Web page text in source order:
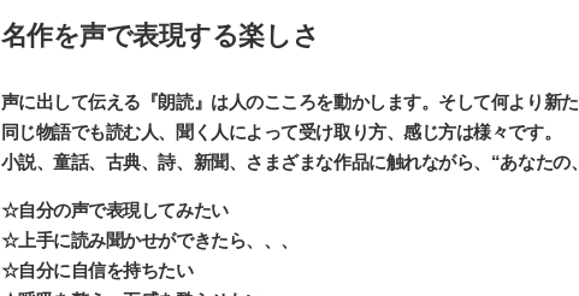
名作を声で表現する楽しさ
声に出して伝える『朗読』は人のこころを動かします。そして何より新
同じ物語でも読む人、聞く人によって受け取り方、感じ方は様々です。
小説、童話、古典、詩、新聞、さまざまな作品に触れながら、“あなた
☆自分の声で表現してみたい
☆上手に読み聞かせができたら、、、
☆自分に自信を持ちたい